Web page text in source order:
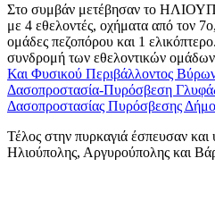
Στο συμβάν μετέβησαν το
με 4 εθελοντές, οχήματα από τον
ομάδες πεζοπόρου και 1
συνδρομή των εθελοντικών ομάδων
Και Φυσικού Περιβάλλοντος
Δασοπροστασία-Πυρόσβεση
Δασοπροστασίας Πυρόσβεσης
Τέλος στην πυρκαγιά έσπευσαν
Ηλιούπολης, Αργυρούπολης και